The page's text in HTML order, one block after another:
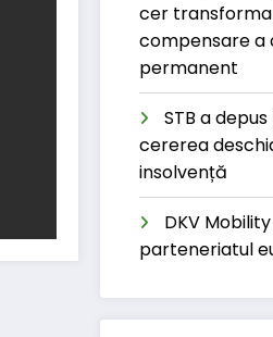
cer
compensare a
permanent
STB a
cererea
insolvență
DKV
parteneriatul